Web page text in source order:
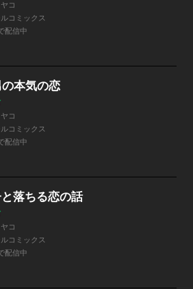
コ
コミックス
配信中
本気の恋
コ
コミックス
配信中
落ちる恋の話
コ
コミックス
配信中